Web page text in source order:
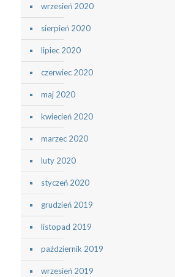
wrzesień 2020
sierpień 2020
lipiec 2020
czerwiec 2020
maj 2020
kwiecień 2020
marzec 2020
luty 2020
styczeń 2020
grudzień 2019
listopad 2019
październik 2019
wrzesień 2019